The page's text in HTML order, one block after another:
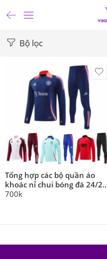
Bộ lọc
Tổng hợp các bộ quần áo
khoác nỉ chui bóng đá 24/25
mu real arsenal juventus
700k